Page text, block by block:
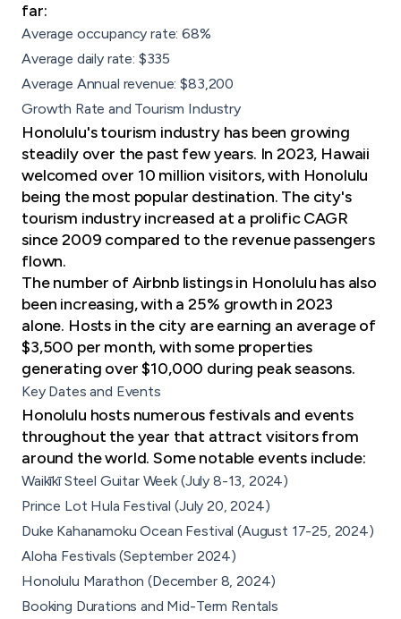
far:
Average occupancy rate: 68%
Average daily rate: $335
Average Annual revenue: $83,200
Growth Rate and Tourism Industry
Honolulu's tourism industry has been growing
steadily over the past few years. In 2023, Hawaii
welcomed over 10 million visitors, with Honolulu
being the most popular destination. The city's
tourism industry increased at a prolific CAGR
since 2009 compared to the revenue passengers
flown.
The number of Airbnb listingsin Honolulu has also
been increasing, with a 25% growth in 2023
alone. Hosts in the city are earning an average of
$3,500 per month, with some properties
generating over $10,000 during peak seasons.
Key Dates and Events
Honolulu hosts numerous festivals and events
throughout the year that attract visitors from
around the world. Some notable events include:
Waikīkī Steel Guitar Week (July 8-13, 2024)
Prince Lot Hula Festival (July 20, 2024)
Duke Kahanamoku Ocean Festival (August 17-25, 2024)
Aloha Festivals (September 2024)
Honolulu Marathon (December 8, 2024)
Booking Durations and Mid-Term Rentals